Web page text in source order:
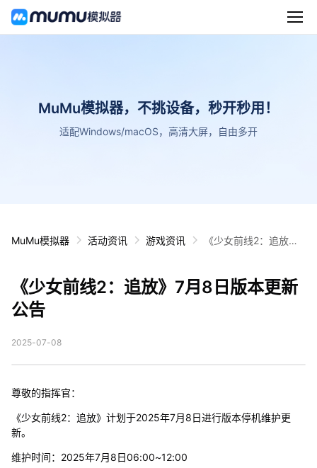
MuMu模拟器，不挑设备，秒开秒用！
适配Windows/macOS，高清大屏，自由多开
MuMu模拟器 活动资讯 游戏资讯
《少女前线2：追放》7
《少女前线2：追放》7月8日版本更新
公告
2025-07-08
尊敬的指挥官：
《少女前线2：追放》计划于2025年7月8日进行版本停机维护更
新。
维护时间：2025年7月8日06:00~12:00